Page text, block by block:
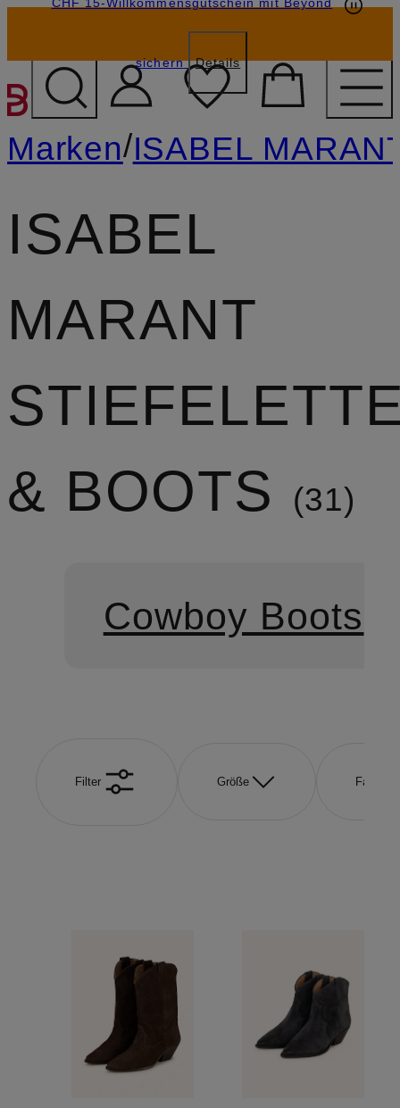
ZUM HAUPTINHALT
sichern Details
Marken/ISABEL
ISABEL
MARANT
& BOOTS
31
Cowboy Boots
Filter Größe Farbe